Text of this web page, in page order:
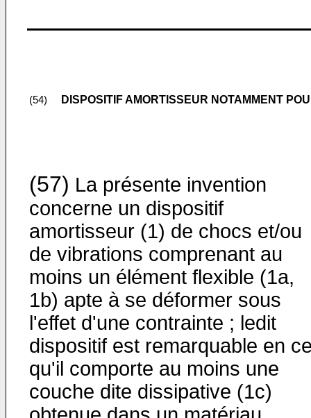
(54) DISPOSITIF AMORTISSEUR NOTAMMENT
(57) La présente invention
concerne un dispositif
amortisseur (1) de chocs et/ou
de vibrations comprenant au
moins un élément flexible (1a,
1b) apte à se déformer sous
l'effet d'une contrainte ; ledit
dispositif est remarquable en
qu'il comporte au moins une
couche dite dissipative (1c)